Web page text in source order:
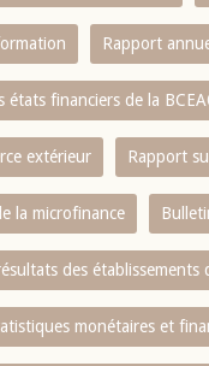
Rapport
états financiers de la
extérieur Rapport
la microfinance
des établissements
monétaires et